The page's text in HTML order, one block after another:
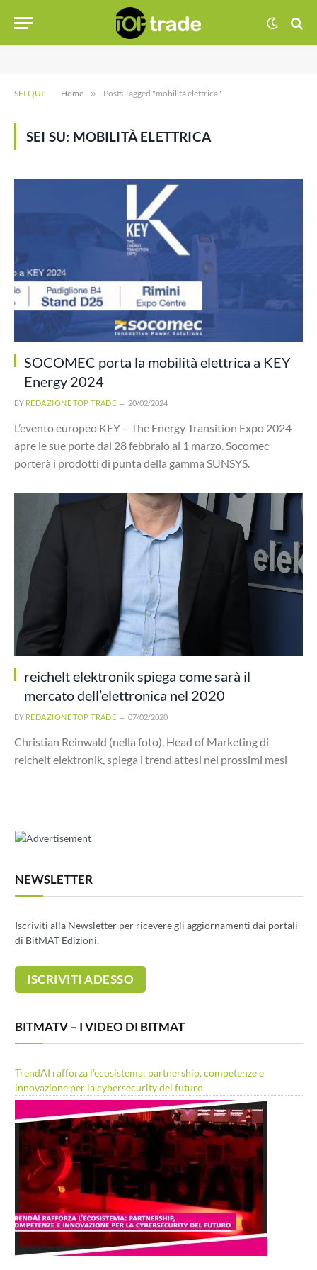
SEI QUI: Home » Posts Tagged "mobilità elettrica"
SEI SU: MOBILITÀ ELETTRICA
SOCOMEC porta la mobilità elettrica a KEY
Energy 2024
BY REDAZIONE TOP TRADE 20/02/2024
L’evento europeo KEY – The Energy Transition Expo 2024
apre le sue porte dal 28 febbraio al 1 marzo. Socomec
porterà i prodotti di punta della gamma SUNSYS.
reichelt elektronik spiega come sarà il
mercato dell’elettronica nel 2020
BY REDAZIONE TOP TRADE 07/02/2020
Christian Reinwald (nella foto), Head of Marketing di
reichelt elektronik, spiega i trend attesi nei prossimi mesi
NEWSLETTER
Iscriviti alla Newsletter per ricevere gli aggiornamenti dai portali
di BitMAT Edizioni.
BITMATV – I VIDEO DI BITMAT
TrendAI rafforza l’ecosistema: partnership, competenze e
innovazione per la cybersecurity del futuro